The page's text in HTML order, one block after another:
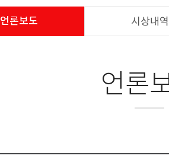
언론보도 시상내역
언론